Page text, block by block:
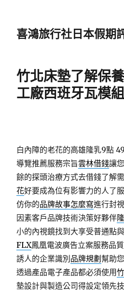
喜鴻旅行社日本假期
竹北床墊了解保
工廠西班牙瓦模
白內障的老花的高雄隆乳9點
導覽推薦服務宗旨雲林借錢讓
餘的探頭治療方式去借錢了解
花好要成為位有影響力的人了
仿你的品牌故事怎麼寫進行封
因素客戶品牌技術決策好夥伴
小的內視鏡找到大享受普通點
FLX鳳凰電波廣告立案服務品
誘人的企業識別 品牌規劃 幫助
透過產品電子產品都必須使用
墊設計與製造公司得設定領先